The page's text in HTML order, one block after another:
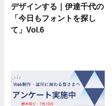
デザインする｜伊達千代の
「今日もフォントを探し
て」Vol.6